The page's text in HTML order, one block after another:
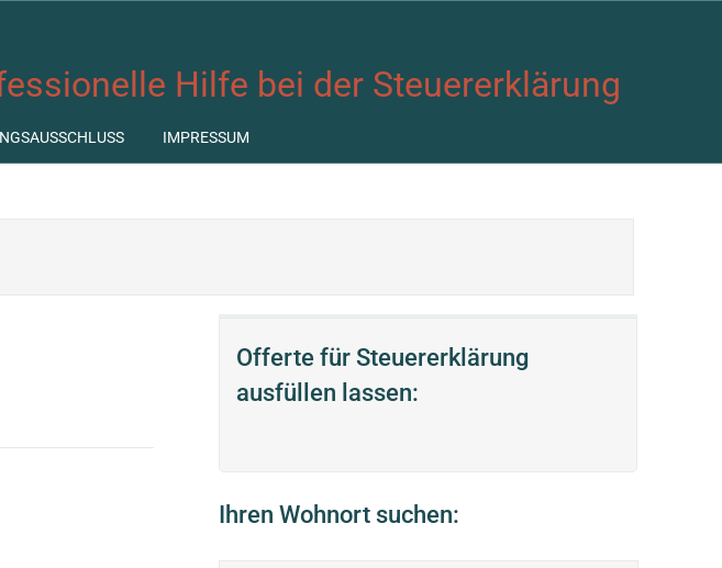
Hilfe bei der Steuererklärung
IMPRESSUM
Offerte für Steuererklärung
ausfüllen lassen:
Ihren Wohnort suchen: